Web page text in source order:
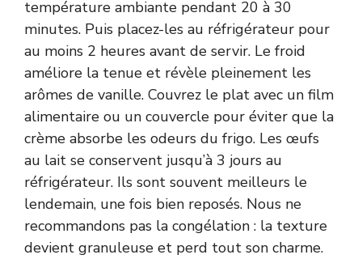
température ambiante pendant 20 à 30
minutes. Puis placez-les au réfrigérateur pour
au moins 2 heures avant de servir. Le froid
améliore la tenue et révèle pleinement les
arômes de vanille. Couvrez le plat avec un film
alimentaire ou un couvercle pour éviter que la
crème absorbe les odeurs du frigo. Les œufs
au lait se conservent jusqu’à 3 jours au
réfrigérateur. Ils sont souvent meilleurs le
lendemain, une fois bien reposés. Nous ne
recommandons pas la congélation : la texture
devient granuleuse et perd tout son charme.